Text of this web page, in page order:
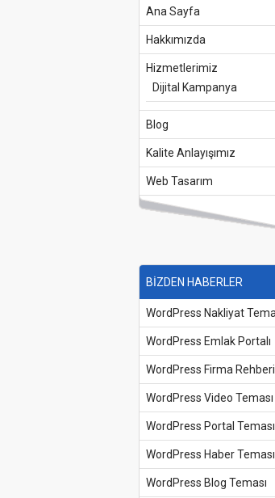
Ana Sayfa
Hakkımızda
Hizmetlerimiz
Dijital Kampanya
Blog
Kalite Anlayışımız
Web Tasarım
BİZDEN HABERLER
WordPress Nakliyat
WordPress Emlak Portalı
WordPress Firma Rehberi
WordPress Video Teması
WordPress Portal Teması
WordPress Haber Teması
WordPress Blog Teması